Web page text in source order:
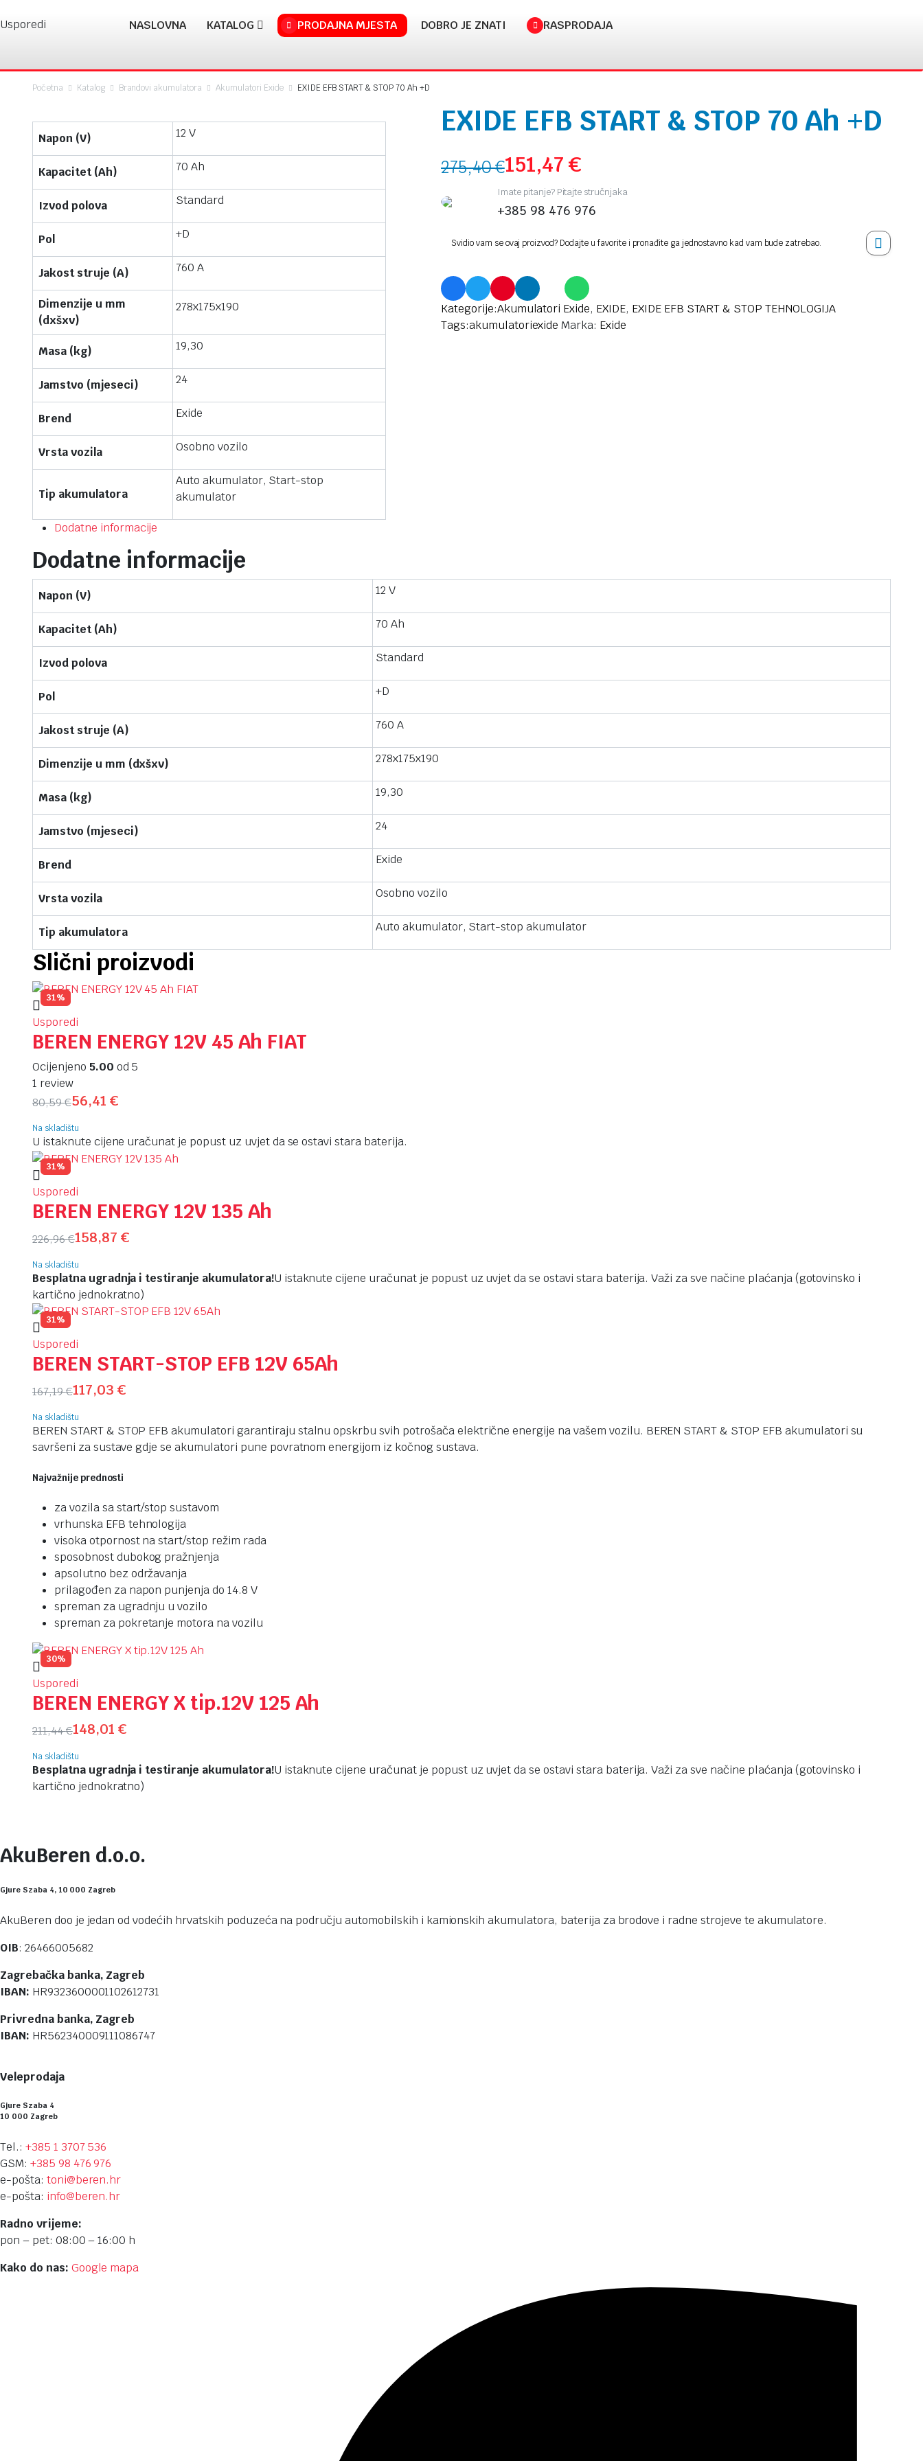
NASLOVNA KATALOG PRODAJNA MJESTA DOBRO JE ZNATI RASPRODAJA
Početna Katalog Brandovi akumulatora Akumulatori Exide EXIDE EFB START & STOP 70 Ah +D
Napon (V) 12 V
Kapacitet (Ah) 70 Ah
Izvod polova Standard
Pol +D
Jakost struje (A) 760 A
Dimenzije u mm
(dxšxv)
278x175x190
Masa (kg) 19,30
Jamstvo (mjeseci) 24
Brend Exide
Vrsta vozila Osobno vozilo
Tip akumulatora
Auto akumulator, Start-stop
akumulator
EXIDE EFB START & STOP 70 Ah +D
275,40€151,47€
Imate pitanje? Pitajte stručnjaka
+385 98 476 976
Svidio vam se ovaj proizvod? Dodajte u favorite i pronađite ga jednostavno kad vam bude zatrebao.
Kategorije:Akumulatori Exide, EXIDE, EXIDE EFB START & STOP TEHNOLOGIJA
Tags:akumulatoriexide Marka: Exide
Dodatne informacije
Dodatne informacije
Napon (V) 12 V
Kapacitet (Ah) 70 Ah
Izvod polova Standard
Pol +D
Jakost struje (A) 760 A
Dimenzije u mm (dxšxv) 278x175x190
Masa (kg) 19,30
Jamstvo (mjeseci) 24
Brend Exide
Vrsta vozila Osobno vozilo
Tip akumulatora Auto akumulator, Start-stop akumulator
Slični proizvodi
31%
Usporedi
BEREN ENERGY 12V 45 Ah FIAT
Ocijenjeno 5.00 od 5
1 review
80,59€56,41 €
Na skladištu
U istaknute cijene uračunat je popust uz uvjet da se ostavi stara baterija.
31%
Usporedi
BEREN ENERGY 12V 135 Ah
226,96€158,87 €
Na skladištu
Besplatna ugradnja i testiranje akumulatora!U istaknute cijene uračunat je popust uz uvjet da se ostavi stara baterija. Važi za sve načine plaćanja (gotovinsko i
kartično jednokratno)
31%
Usporedi
BEREN START-STOP EFB 12V 65Ah
167,19€117,03 €
Na skladištu
BEREN START & STOP EFB akumulatori garantiraju stalnu opskrbu svih potrošača električne energije na vašem vozilu. BEREN START & STOP EFB akumulatori su
savršeni za sustave gdje se akumulatori pune povratnom energijom iz kočnog sustava.
Najvažnije prednosti
za vozila sa start/stop sustavom
vrhunska EFB tehnologija
visoka otpornost na start/stop režim rada
sposobnost dubokog pražnjenja
apsolutno bez održavanja
prilagođen za napon punjenja do 14.8 V
spreman za ugradnju u vozilo
spreman za pokretanje motora na vozilu
30%
Usporedi
BEREN ENERGY X tip.12V 125 Ah
211,44€148,01 €
Na skladištu
Besplatna ugradnja i testiranje akumulatora!U istaknute cijene uračunat je popust uz uvjet da se ostavi stara baterija. Važi za sve načine plaćanja (gotovinsko i
kartično jednokratno)
AkuBeren d.o.o.
Gjure Szaba 4, 10 000 Zagreb
AkuBeren doo je jedan od vodećih hrvatskih poduzeća na području automobilskih i kamionskih akumulatora, baterija za brodove i radne strojeve te akumulatore.
OIB: 26466005682
Zagrebačka banka, Zagreb
IBAN: HR9323600001102612731
Privredna banka, Zagreb
IBAN: HR562340009111086747
Veleprodaja
Gjure Szaba 4
10 000 Zagreb
Tel.: +385 1 3707 536
GSM: +385 98 476 976
e-pošta: toni@beren.hr
e-pošta: info@beren.hr
Radno vrijeme:
pon – pet: 08:00 – 16:00 h
Kako do nas: Google mapa
Usporedi